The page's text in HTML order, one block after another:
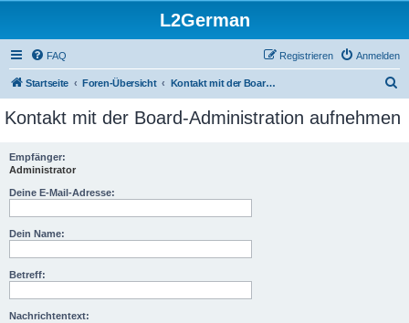
L2German
FAQ Anmelden
Registrieren
Startseite Foren-Übersicht Kontakt mit der Board-Administration aufnehmen
c
Kontakt mit der Board-Administration aufnehmen
Empfänger:
Administrator
Deine E-Mail-Adresse:
Dein Name:
Betreff:
Nachrichtentext: